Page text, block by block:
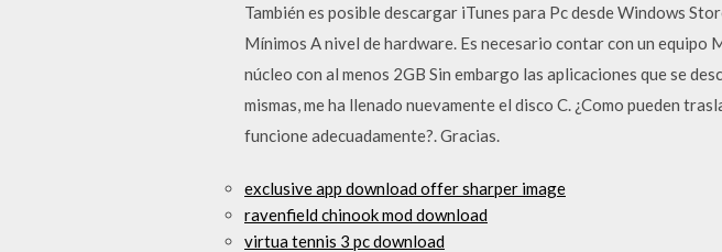
También es posible descargar iTunes para Pc desde Windows
Mínimos A nivel de hardware. Es necesario contar con un
núcleo con al menos 2GB Sin embargo las aplicaciones que se
mismas, me ha llenado nuevamente el disco C. ¿Como pueden
funcione adecuadamente?. Gracias.
exclusive app download offer sharper image
ravenfield chinook mod download
virtua tennis 3 pc download